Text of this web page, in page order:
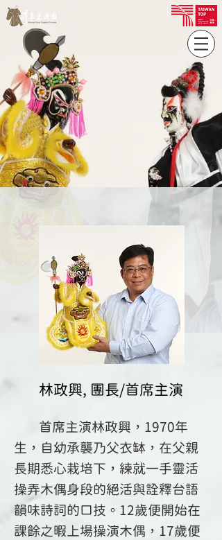
林政興, 團長/首席主演
首席主演林政興，1970年
生，自幼承襲乃父衣缽，在父親
長期悉心栽培下，練就一手靈活
操弄木偶身段的絕活與詮釋台語
韻味詩詞的口技。12歲便開始在
課餘之暇上場操演木偶，17歲便